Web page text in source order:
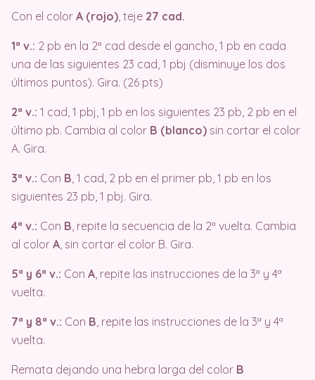
Con el color A (rojo), teje 27 cad.
1ª v.: 2 pb en la 2ª cad desde el gancho, 1 pb en cada
una de las siguientes 23 cad, 1 pbj (disminuye los dos
últimos puntos). Gira. (26 pts)
2ª v.: 1 cad, 1 pbj, 1 pb en los siguientes 23 pb, 2 pb en el
último pb. Cambia al color B (blanco) sin cortar el color
A. Gira.
3ª v.: Con B, 1 cad, 2 pb en el primer pb, 1 pb en los
siguientes 23 pb, 1 pbj. Gira.
4ª v.: Con B, repite la secuencia de la 2ª vuelta. Cambia
al color A, sin cortar el color B. Gira.
5ª y 6ª v.: Con A, repite las instrucciones de la 3ª y 4ª
vuelta.
7ª y 8ª v.: Con B, repite las instrucciones de la 3ª y 4ª
vuelta.
Remata dejando una hebra larga del color B